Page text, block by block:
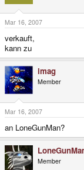
Mar 16, 2007
verkauft,
kann zu
imag
Member
Mar 16, 2007
an LoneGunMan?
Member